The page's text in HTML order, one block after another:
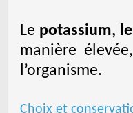
Le potassium,
manière
l’organisme.
Choix et